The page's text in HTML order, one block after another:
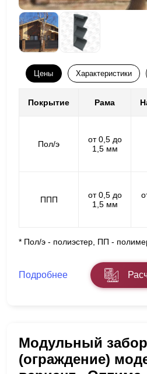
Цены Характеристики
Покрытие Рама
Пол/э
от 0,5 до
1,5 мм
ППП
от 0,5 до
1,5 мм
* Пол/э - полиэстер, ПП -
Подробнее
Модульный забор
(ограждение)